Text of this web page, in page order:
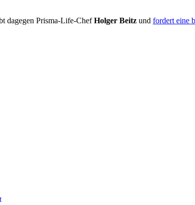
dagegen Prisma-Life-ChefHolger Beitz und fordert eine